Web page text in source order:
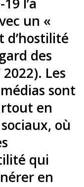
un «
d’hostilité
des
Les
sont
en
où
qui
en